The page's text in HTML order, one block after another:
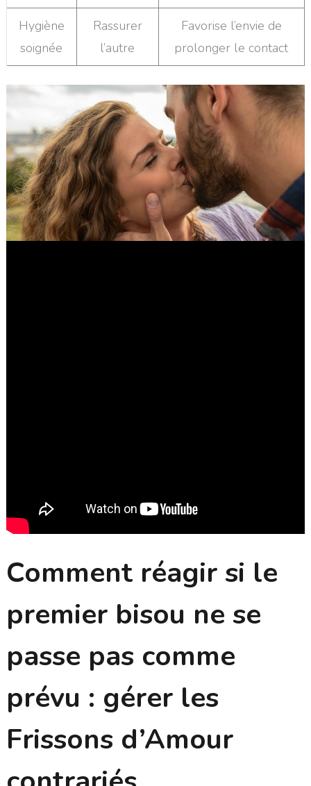
Hygiène
soignée
Rassurer
l’autre
Favorise l’envie de
prolonger le contact
Comment réagir si le
premier bisou ne se
passe pas comme
prévu : gérer les
Frissons d’Amour